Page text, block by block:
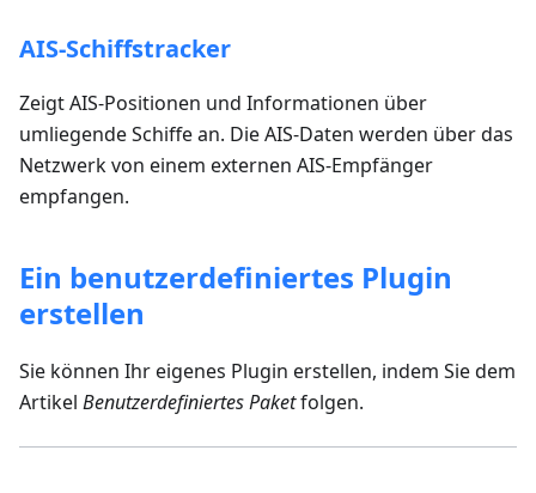
AIS-Schiffstracker
Zeigt AIS-Positionen und Informationen über
umliegende Schiffe an. Die AIS-Daten werden über das
Netzwerk von einem externen AIS-Empfänger
empfangen.
Ein benutzerdefiniertes Plugin
erstellen
Sie können Ihr eigenes Plugin erstellen, indem Sie dem
Artikel Benutzerdefiniertes Paketfolgen.